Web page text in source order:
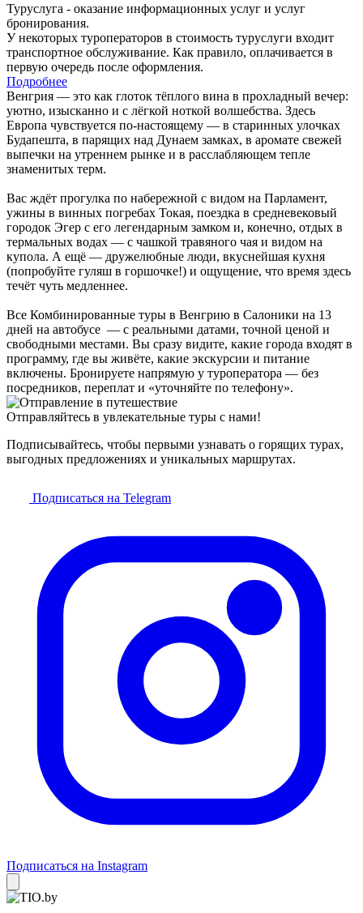
Туруслуга - оказание информационных услуг и услуг
бронирования.
У некоторых туроператоров в стоимость туруслуги входит
транспортное обслуживание. Как правило, оплачивается в
первую очередь после оформления.
Подробнее
Венгрия — это как глоток тёплого вина в прохладный вечер:
уютно, изысканно и с лёгкой ноткой волшебства. Здесь
Европа чувствуется по-настоящему — в старинных улочках
Будапешта, в парящих над Дунаем замках, в аромате свежей
выпечки на утреннем рынке и в расслабляющем тепле
знаменитых терм.
Вас ждёт прогулка по набережной с видом на Парламент,
ужины в винных погребах Токая, поездка в средневековый
городок Эгер с его легендарным замком и, конечно, отдых в
термальных водах — с чашкой травяного чая и видом на
купола. А ещё — дружелюбные люди, вкуснейшая кухня
(попробуйте гуляш в горшочке!) и ощущение, что время здесь
течёт чуть медленнее.
Все Комбинированные туры в Венгрию в Салоники на 13
дней на автобусе — с реальными датами, точной ценой и
свободными местами. Вы сразу видите, какие города входят в
программу, где вы живёте, какие экскурсии и питание
включены. Бронируете напрямую у туроператора — без
посредников, переплат и «уточняйте по телефону».
Отправляйтесь в увлекательные туры с нами!
Подписывайтесь, чтобы первыми узнавать о горящих турах,
выгодных предложениях и уникальных маршрутах.
Подписаться на Telegram
Подписаться на Instagram